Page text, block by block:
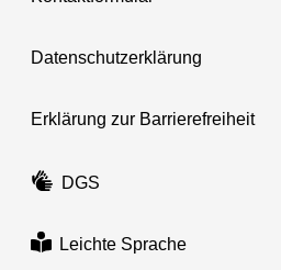
Datenschutzerklärung
Erklärung zur Barrierefreiheit
DGS
Leichte Sprache